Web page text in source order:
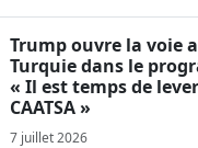
Trump ouvre la voie
Turquie dans le
« Il est temps de
CAATSA »
7 juillet 2026